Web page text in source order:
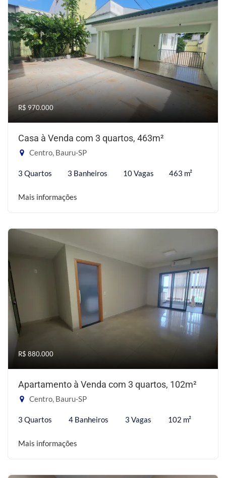
R$ 970.000
Casa à Venda com 3 quartos, 463m²
Centro, Bauru-SP
3 Quartos 3 Banheiros 10 Vagas 463 m²
Mais informações
R$ 880.000
Apartamento à Venda com 3 quartos, 102m²
Centro, Bauru-SP
3 Quartos 4 Banheiros 3 Vagas 102 m²
Mais informações